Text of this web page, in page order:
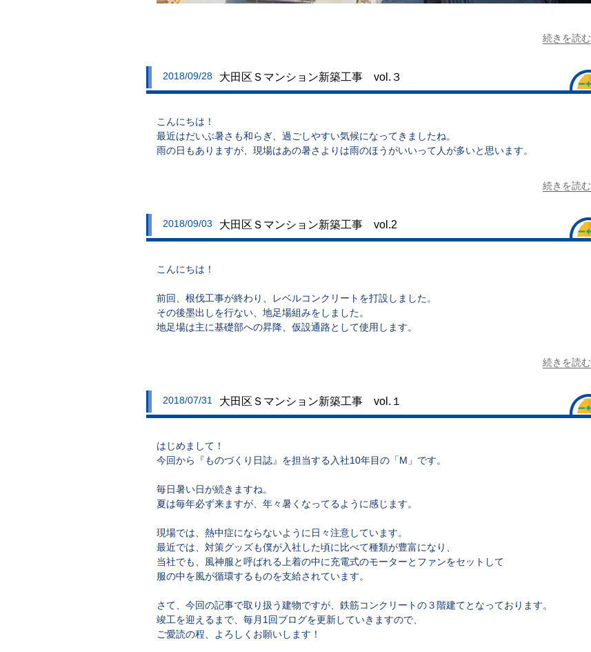
続きを読む
2018/09/28 大田区Ｓマンション新築工事 vol.３
こんにちは！
最近はだいぶ暑さも和らぎ、過ごしやすい気候になってきましたね。
雨の日もありますが、現場はあの暑さよりは雨のほうがいいって人が多いと思います。
続きを読む
2018/09/03 大田区Ｓマンション新築工事 vol.2
こんにちは！
前回、根伐工事が終わり、レベルコンクリートを打設しました。
その後墨出しを行ない、地足場組みをしました。
地足場は主に基礎部への昇降、仮設通路として使用します。
続きを読む
2018/07/31 大田区Ｓマンション新築工事 vol.１
はじめまして！
今回から『ものづくり日誌』を担当する入社10年目の「M」です。
毎日暑い日が続きますね。
夏は毎年必ず来ますが、年々暑くなってるように感じます。
現場では、熱中症にならないように日々注意しています。
最近では、対策グッズも僕が入社した頃に比べて種類が豊富になり、
当社でも、風神服と呼ばれる上着の中に充電式のモーターとファンをセットして
服の中を風が循環するものを支給されています。
さて、今回の記事で取り扱う建物ですが、鉄筋コンクリートの３階建てとなっております。
竣工を迎えるまで、毎月1回ブログを更新していきますので、
ご愛読の程、よろしくお願いします！